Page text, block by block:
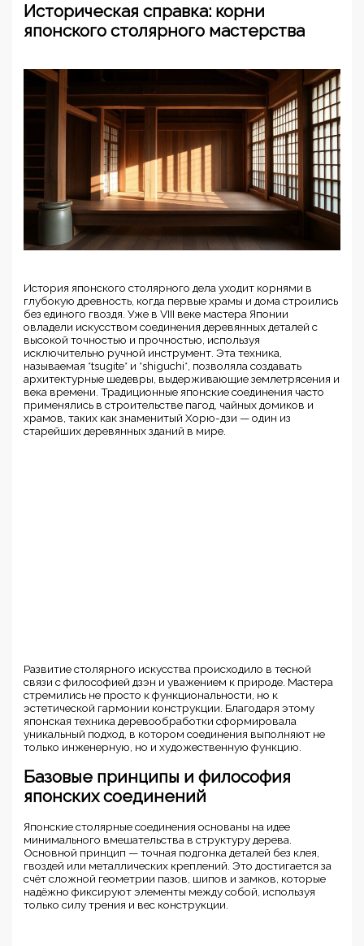
Историческая справка: корни
японского столярного мастерства
История японского столярного дела уходит корнями в
глубокую древность, когда первые храмы и дома строились
без единого гвоздя. Уже в VIII веке мастера Японии
овладели искусством соединения деревянных деталей с
высокой точностью и прочностью, используя
исключительно ручной инструмент. Эта техника,
называемая *tsugite* и *shiguchi*, позволяла создавать
архитектурные шедевры, выдерживающие землетрясения и
века времени. Традиционные японские соединения часто
применялись в строительстве пагод, чайных домиков и
храмов, таких как знаменитый Хорю-дзи — один из
старейших деревянных зданий в мире.
Развитие столярного искусства происходило в тесной
связи с философией дзэн и уважением к природе. Мастера
стремились не просто к функциональности, но к
эстетической гармонии конструкции. Благодаря этому
японская техника деревообработки сформировала
уникальный подход, в котором соединения выполняют не
только инженерную, но и художественную функцию.
Базовые принципы и философия
японских соединений
Японские столярные соединения основаны на идее
минимального вмешательства в структуру дерева.
Основной принцип — точная подгонка деталей без клея,
гвоздей или металлических креплений. Это достигается за
счёт сложной геометрии пазов, шипов и замков, которые
надёжно фиксируют элементы между собой, используя
только силу трения и вес конструкции.